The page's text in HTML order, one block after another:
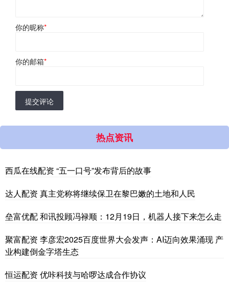
你的昵称*
你的邮箱*
提交评论
热点资讯
西瓜在线配资 “五一口号”发布背后的故事
达人配资 真主党称将继续保卫在黎巴嫩的土地和人民
垒富优配 和讯投顾冯禄顺：12月19日，机器人接下来怎么走
聚富配资 李彦宏2025百度世界大会发声：AI迈向效果涌现 产
业构建倒金字塔生态
恒运配资 优咔科技与哈啰达成合作协议